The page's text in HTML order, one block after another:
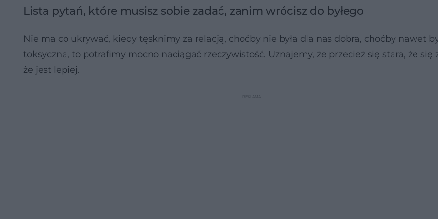
Lista pytań, które musisz sobie zadać, zanim wrócisz do byłego
Nie ma co ukrywać, kiedy tęsknimy za relacją, choćby nie była dla nas dobra, choćby nawet
toksyczna, to potrafimy mocno naciągać rzeczywistość. Uznajemy, że przecież się stara, że się
że jest lepiej.